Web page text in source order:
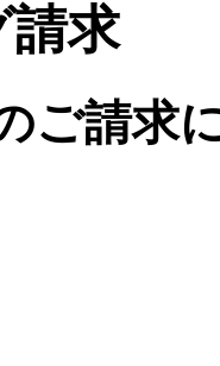
請求
ご請求